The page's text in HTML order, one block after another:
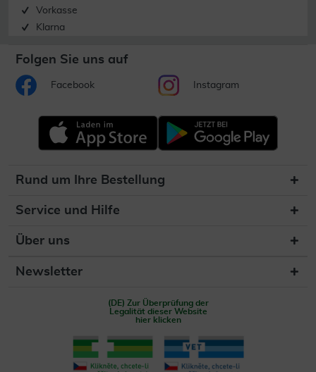
Vorkasse
Klarna
Folgen Sie uns auf
Facebook Instagram
Rund um Ihre Bestellung
Service und Hilfe
Über uns
Newsletter
(DE) Zur Überprüfung der
Legalität dieser Website
hier klicken